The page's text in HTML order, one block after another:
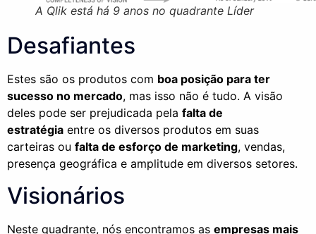
A Qlik está há 9 anos no quadrante Líder
Desafiantes
Estes são os produtos com boa posição para ter
sucesso no mercado, mas isso não é tudo. A visão
deles pode ser prejudicada pela falta de
estratégia entre os diversos produtos em suas
carteiras ou falta de esforço de marketing, vendas,
presença geográfica e amplitude em diversos setores.
Visionários
Neste quadrante, nós encontramos as empresas mais